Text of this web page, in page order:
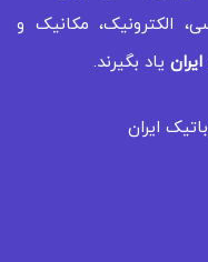
الکترونیک، مکانیک و
ایران یاد بگیرند.
ایران